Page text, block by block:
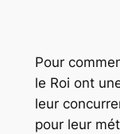
Pour
le Roi ont
leur
pour leur